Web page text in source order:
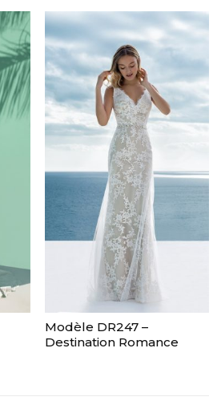
Modèle DR247 –
Destination Romance